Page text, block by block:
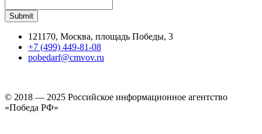
121170, Москва, площадь Победы, 3
+7 (499) 449-81-08
pobedarf@cmvov.ru
© 2018 — 2025 Российское информационное агентство
«Победа РФ»